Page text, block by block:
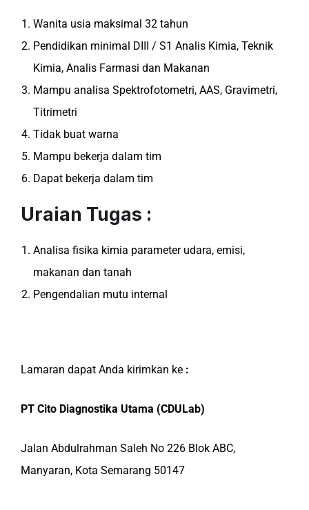
Wanita usia maksimal 32 tahun
Pendidikan minimal DIII / S1 Analis Kimia, Teknik
Kimia, Analis Farmasi dan Makanan
Mampu analisa Spektrofotometri, AAS, Gravimetri,
Titrimetri
Tidak buat warna
Mampu bekerja dalam tim
Dapat bekerja dalam tim
Uraian Tugas :
Analisa fisika kimia parameter udara, emisi,
makanan dan tanah
Pengendalian mutu internal
Lamaran dapat Anda kirimkan ke :
PT Cito Diagnostika Utama (CDULab)
Jalan Abdulrahman Saleh No 226 Blok ABC,
Manyaran, Kota Semarang 50147